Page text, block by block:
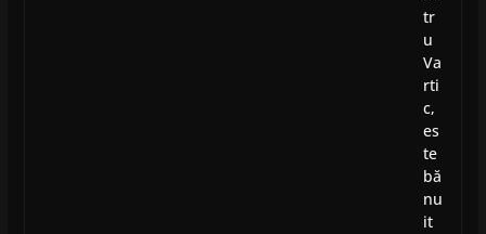
tr
u
Va
rti
c,
es
te
bă
nu
it